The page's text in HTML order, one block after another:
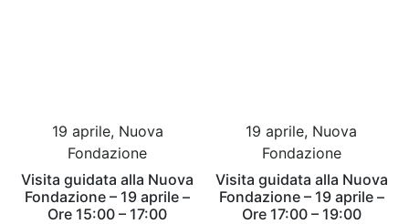
19 aprile, Nuova
Fondazione
Visita guidata alla Nuova
Fondazione – 19 aprile –
Ore 15:00 – 17:00
19 aprile, Nuova
Fondazione
Visita guidata alla Nuova
Fondazione – 19 aprile –
Ore 17:00 – 19:00